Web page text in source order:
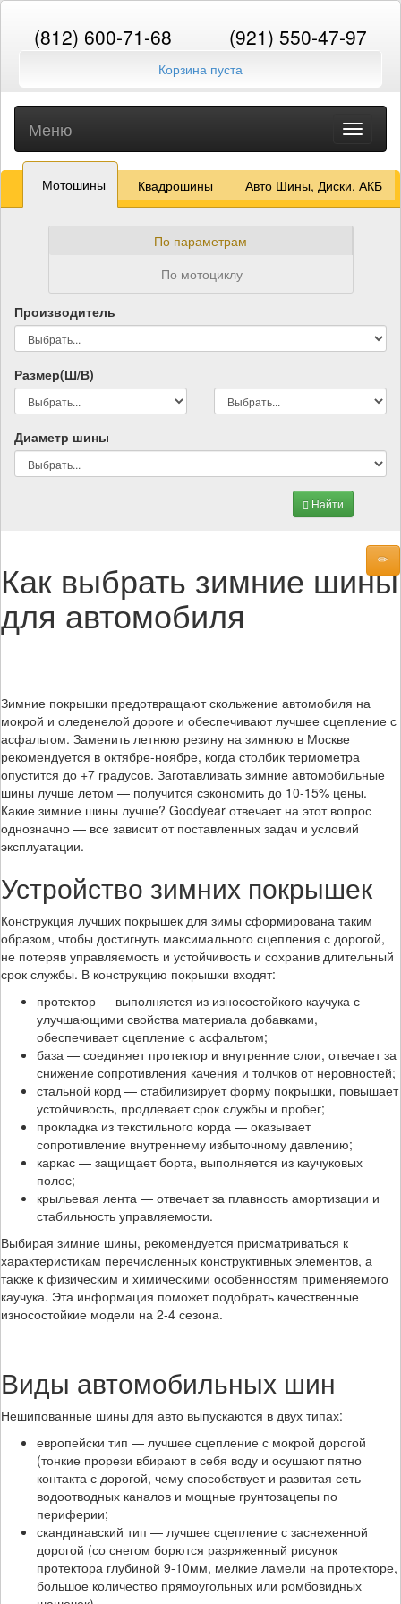
(812) 600-71-68 (921) 550-47-97
Корзина пуста
Toggle
Меню
Мотошины Квадрошины Авто Шины, Диски, АКБ
По параметрам
По мотоциклу
Производитель
Размер(Ш/В)
Диаметр шины
Найти
Как выбрать зимние шины
для автомобиля
Зимние покрышки предотвращают скольжение автомобиля на
мокрой и оледенелой дороге и обеспечивают лучшее сцепление с
асфальтом. Заменить летнюю резину на зимнюю в Москве
рекомендуется в октябре-ноябре, когда столбик термометра
опустится до +7 градусов. Заготавливать зимние автомобильные
шины лучше летом — получится сэкономить до 10-15% цены.
Какие зимние шины лучше? Goodyear отвечает на этот вопрос
однозначно — все зависит от поставленных задач и условий
эксплуатации.
Устройство зимних покрышек
Конструкция лучших покрышек для зимы сформирована таким
образом, чтобы достигнуть максимального сцепления с дорогой,
не потеряв управляемость и устойчивость и сохранив длительный
срок службы. В конструкцию покрышки входят:
протектор — выполняется из износостойкого каучука с
улучшающими свойства материала добавками,
обеспечивает сцепление с асфальтом;
база — соединяет протектор и внутренние слои, отвечает за
снижение сопротивления качения и толчков от неровностей;
стальной корд — стабилизирует форму покрышки, повышает
устойчивость, продлевает срок службы и пробег;
прокладка из текстильного корда — оказывает
сопротивление внутреннему избыточному давлению;
каркас — защищает борта, выполняется из каучуковых
полос;
крыльевая лента — отвечает за плавность амортизации и
стабильность управляемости.
Выбирая зимние шины, рекомендуется присматриваться к
характеристикам перечисленных конструктивных элементов, а
также к физическим и химическими особенностям применяемого
каучука. Эта информация поможет подобрать качественные
износостойкие модели на 2-4 сезона.
Виды автомобильных шин
Нешипованные шины для авто выпускаются в двух типах:
европейски тип — лучшее сцепление с мокрой дорогой
(тонкие прорези вбирают в себя воду и осушают пятно
контакта с дорогой, чему способствует и развитая сеть
водоотводных каналов и мощные грунтозацепы по
периферии;
скандинавский тип — лучшее сцепление с заснеженной
дорогой (со снегом борются разряженный рисунок
протектора глубиной 9-10мм, мелкие ламели на протекторе,
большое количество прямоугольных или ромбовидных